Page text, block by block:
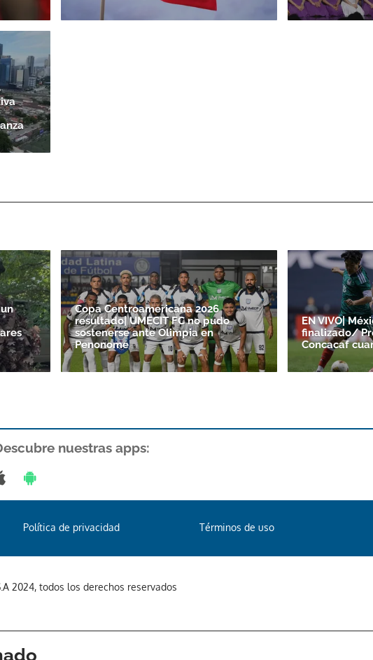
Copa Centroamericana 2026
resultado| UMECIT FC no pudo
sostenerse ante Olimpia en
Penonomé
EN VIVO|
finalizado/
Concacaf
nuestras apps:
Política de privacidad Términos de uso
2024, todos los derechos reservados